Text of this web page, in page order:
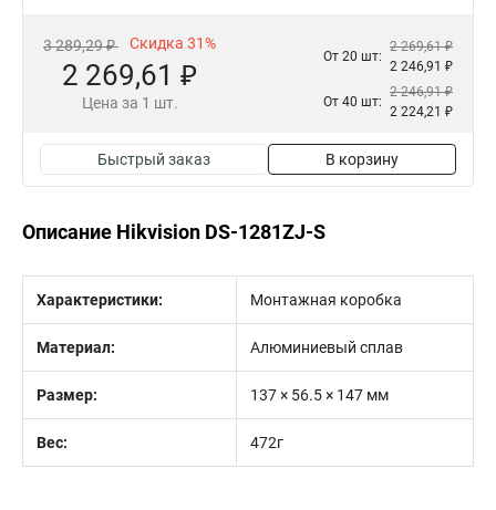
3 289,29 ₽ Скидка 31%
2 269,61 ₽
Цена за 1 шт.
От 20 шт:
2 269,61 ₽
2 246,91 ₽
От 40 шт:
2 246,91 ₽
2 224,21 ₽
Быстрый заказ В корзину
Описание Hikvision DS-1281ZJ-S
Характеристики: Монтажная коробка
Материал: Алюминиевый сплав
Размер: 137 × 56.5 × 147 мм
Вес: 472г